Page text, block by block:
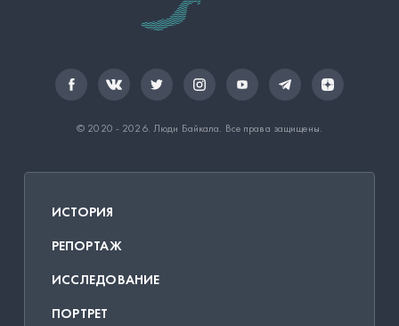
© 2020 - 2026. Люди Байкала . Все права защищены.
ИСТОРИЯ
РЕПОРТАЖ
ИССЛЕДОВАНИЕ
ПОРТРЕТ